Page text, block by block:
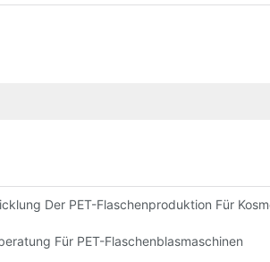
Der PET-Flaschenproduktion Für
Für PET-Flaschenblasmaschinen